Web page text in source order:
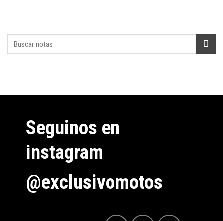
Seguinos en
instagram
@exclusivomotos